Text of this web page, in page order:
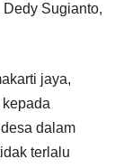
Sugianto,
jaya,
dalam
terlalu